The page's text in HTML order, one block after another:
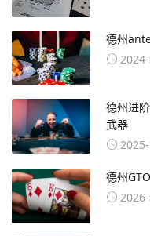
德州
德州进
武器
德州